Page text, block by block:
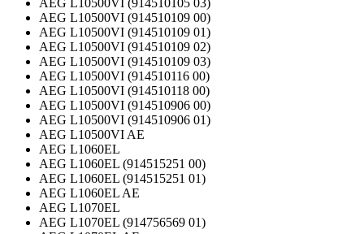
AEG L10500VI (914510109 00)
AEG L10500VI (914510109 01)
AEG L10500VI (914510109 02)
AEG L10500VI (914510109 03)
AEG L10500VI (914510116 00)
AEG L10500VI (914510118 00)
AEG L10500VI (914510906 00)
AEG L10500VI (914510906 01)
AEG L10500VI AE
AEG L1060EL
AEG L1060EL (914515251 00)
AEG L1060EL (914515251 01)
AEG L1060EL AE
AEG L1070EL
AEG L1070EL (914756569 01)